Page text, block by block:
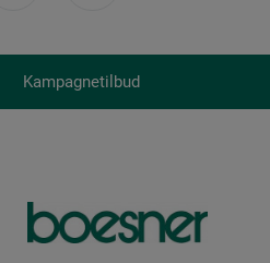
Kampagnetilbud